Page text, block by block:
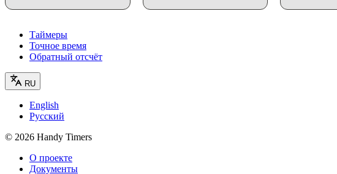
Таймеры
Точное время
Обратный отсчёт
RU
English
Русский
© 2026 Handy Timers
О проекте
Документы